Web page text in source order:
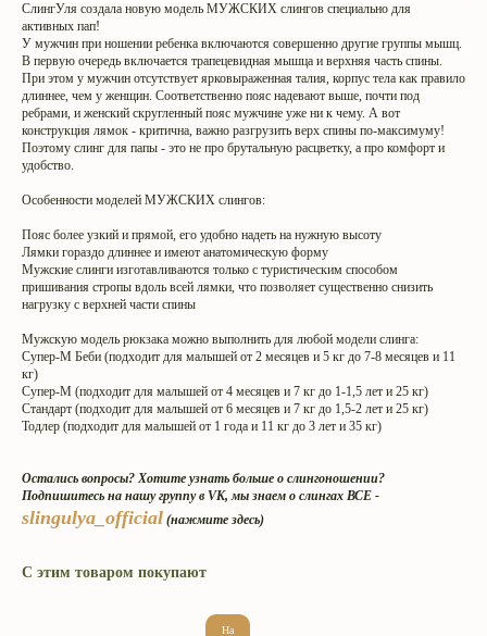
СлингУля создала новую модель МУЖСКИХ слингов специально для
активных пап!
У мужчин при ношении ребенка включаются совершенно другие группы мышц.
В первую очередь включается трапецевидная мышца и верхняя часть спины.
При этом у мужчин отсутствует ярковыраженная талия, корпус тела как правило
длиннее, чем у женщин. Соответственно пояс надевают выше, почти под
ребрами, и женский скругленный пояс мужчине уже ни к чему. А вот
конструкция лямок - критична, важно разгрузить верх спины по-максимуму!
Поэтому слинг для папы - это не про брутальную расцветку, а про комфорт и
удобство.
Особенности моделей МУЖСКИХ слингов:
Пояс более узкий и прямой, его удобно надеть на нужную высоту
Лямки гораздо длиннее и имеют анатомическую форму
Мужские слинги изготавливаются только с туристическим способом
пришивания стропы вдоль всей лямки, что позволяет существенно снизить
нагрузку с верхней части спины
Мужскую модель рюкзака можно выполнить для любой модели слинга:
Супер-М Беби (подходит для малышей от 2 месяцев и 5 кг до 7-8 месяцев и 11
кг)
Супер-М (подходит для малышей от 4 месяцев и 7 кг до 1-1,5 лет и 25 кг)
Стандарт (подходит для малышей от 6 месяцев и 7 кг до 1,5-2 лет и 25 кг)
Тодлер (подходит для малышей от 1 года и 11 кг до 3 лет и 35 кг)
Остались вопросы? Хотите узнать больше о слингоношении?
Подпишитесь на нашу группу в VK, мы знаем о слингах ВСЕ -
slingulya_official (нажмите здесь)
С этим товаром покупают
На